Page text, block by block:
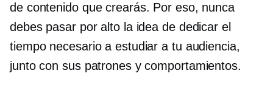
de contenido que crearás. Por eso, nunca
debes pasar por alto la idea de dedicar el
tiempo necesario a estudiar a tu audiencia,
junto con sus patrones y comportamientos.